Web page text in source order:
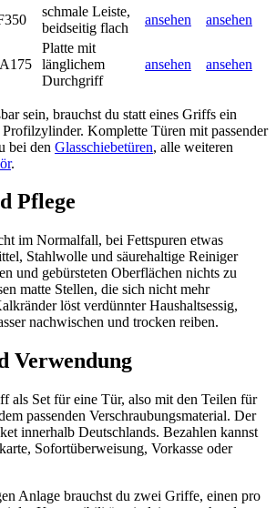
schmale Leiste,
beidseitig flach
ansehen ansehen
Platte mit
länglichem
Durchgriff
ansehen ansehen
sein, brauchst du statt eines Griffs ein
Profilzylinder. Komplette Türen mit passender
bei den Glasschiebetüren, alle weiteren
.
Pflege
im Normalfall, bei Fettspuren etwas
Stahlwolle und säurehaltige Reiniger
und gebürsteten Oberflächen nichts zu
matte Stellen, die sich nicht mehr
löst verdünnter Haushaltsessig,
nachwischen und trocken reiben.
Verwendung
als Set für eine Tür, also mit den Teilen für
passenden Verschraubungsmaterial. Der
innerhalb Deutschlands. Bezahlen kannst
Sofortüberweisung, Vorkasse oder
Anlage brauchst du zwei Griffe, einen pro